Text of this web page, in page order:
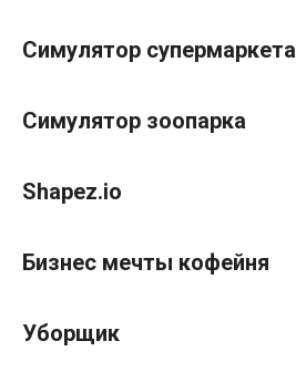
Симулятор супермаркета
Симулятор зоопарка
Shapez.io
Бизнес мечты кофейня
Уборщик